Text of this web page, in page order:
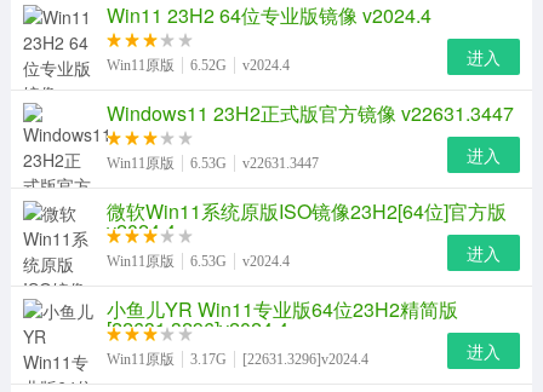
Win11 23H2 64位专业版镜像 v2024.4
Win11原版 6.52G v2024.4 进入
Windows11 23H2正式版官方镜像 v22631.3447
Win11原版 6.53G v22631.3447 进入
微软Win11系统原版ISO镜像23H2[64位]官方版
v2024.4
Win11原版 6.53G v2024.4 进入
小鱼儿YR Win11专业版64位23H2精简版
[22631.3296]v2024.4
Win11原版 3.17G [22631.3296]v2024.4 进入